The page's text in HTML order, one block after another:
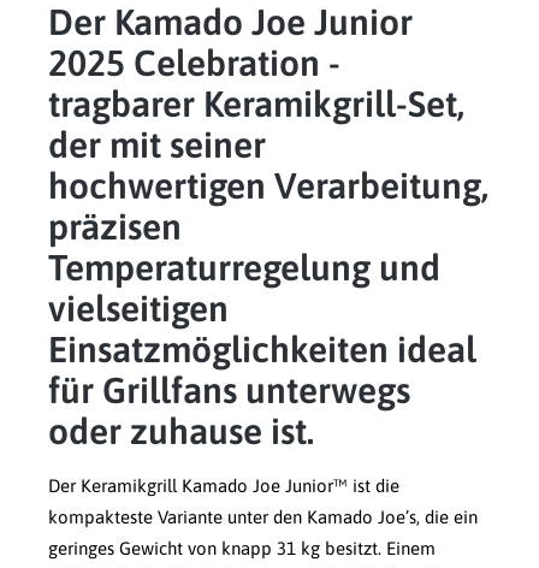
Der Kamado Joe Junior
2025 Celebration -
tragbarer Keramikgrill-Set,
der mit seiner
hochwertigen Verarbeitung,
präzisen
Temperaturregelung und
vielseitigen
Einsatzmöglichkeiten ideal
für Grillfans unterwegs
oder zuhause ist.
Der Keramikgrill Kamado Joe Junior™ ist die
kompakteste Variante unter den Kamado Joe’s, die ein
geringes Gewicht von knapp 31 kg besitzt. Einem